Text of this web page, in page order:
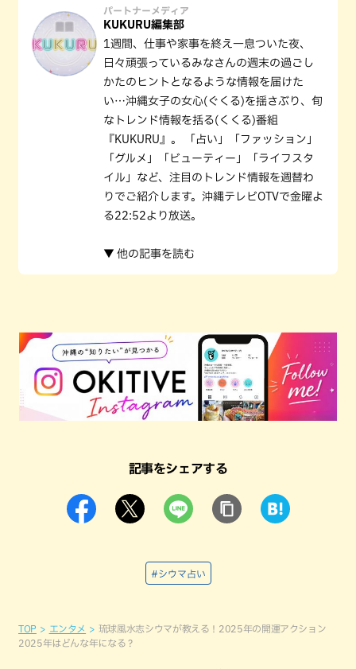
パートナーメディア
KUKURU編集部
1週間、仕事や家事を終え一息ついた夜、
日々頑張っているみなさんの週末の過ごし
かたのヒントとなるような情報を届けた
い…沖縄女子の女心(ぐくる)を揺さぶり、旬
なトレンド情報を括る(くくる)番組
『KUKURU』。 「占い」「ファッション」
「グルメ」「ビューティー」「ライフスタ
イル」など、注目のトレンド情報を週替わ
りでご紹介します。沖縄テレビOTVで金曜よ
る22:52より放送。
▼ 他の記事を読む
記事をシェアする
#シウマ占い
TOP エンタメ
琉球風水志シウマが教える！2025年の開運アクション
2025年はどんな年になる？